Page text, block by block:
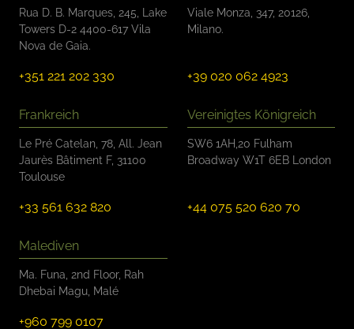
Rua D. B. Marques, 245, Lake
Towers D-2 4400-617 Vila
Nova de Gaia.
+351 221 202 330
Viale Monza, 347, 20126,
Milano.
+39 020 062 4923
Frankreich
Le Pré Catelan, 78, All. Jean
Jaurès Bâtiment F, 31100
Toulouse
+33 561 632 820
Vereinigtes Königreich
SW6 1AH,20 Fulham
Broadway W1T 6EB London
+44 075 520 620 70
Malediven
Ma. Funa, 2nd Floor, Rah
Dhebai Magu, Malé
+960 799 0107